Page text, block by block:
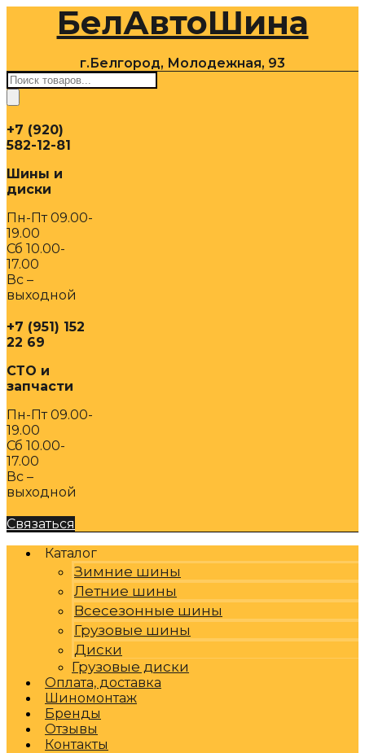
содержимомуБелАвтоШина
г.Белгород, Молодежная, 93
Поиск
товаров
+7 (920)
582-12-81
Шины и
диски
Пн-Пт 09.00-
19.00
Сб 10.00-
17.00
Вс –
выходной
+7 (951) 152
22 69
СТО и
запчасти
Пн-Пт 09.00-
19.00
Сб 10.00-
17.00
Вс –
выходной
Связаться
Каталог
Зимние шины
Летние шины
Всесезонные шины
Грузовые шины
Диски
Грузовые диски
Оплата, доставка
Шиномонтаж
Бренды
Отзывы
Контакты